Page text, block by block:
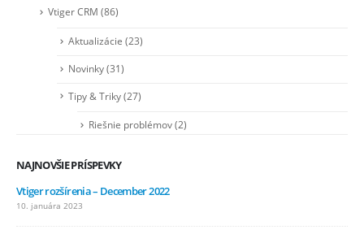
Vtiger CRM (86)
Aktualizácie (23)
Novinky(31)
Tipy & Triky(27)
Riešnie problémov(2)
NAJNOVŠIE PRÍSPEVKY
Vtiger rozšírenia – December 2022
10. januára 2023